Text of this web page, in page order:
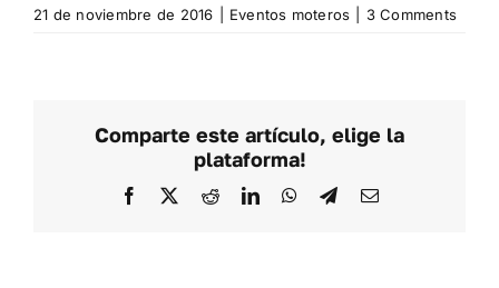
21 de noviembre de 2016 Eventos moteros 3 Comments
Comparte este artículo, elige la
plataforma!
Facebook RedditLinkedInWhatsApp
TelegramEmail